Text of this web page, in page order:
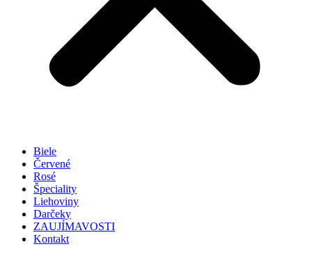
Biele
Červené
Rosé
Špeciality
Liehoviny
Darčeky
ZAUJÍMAVOSTI
Kontakt